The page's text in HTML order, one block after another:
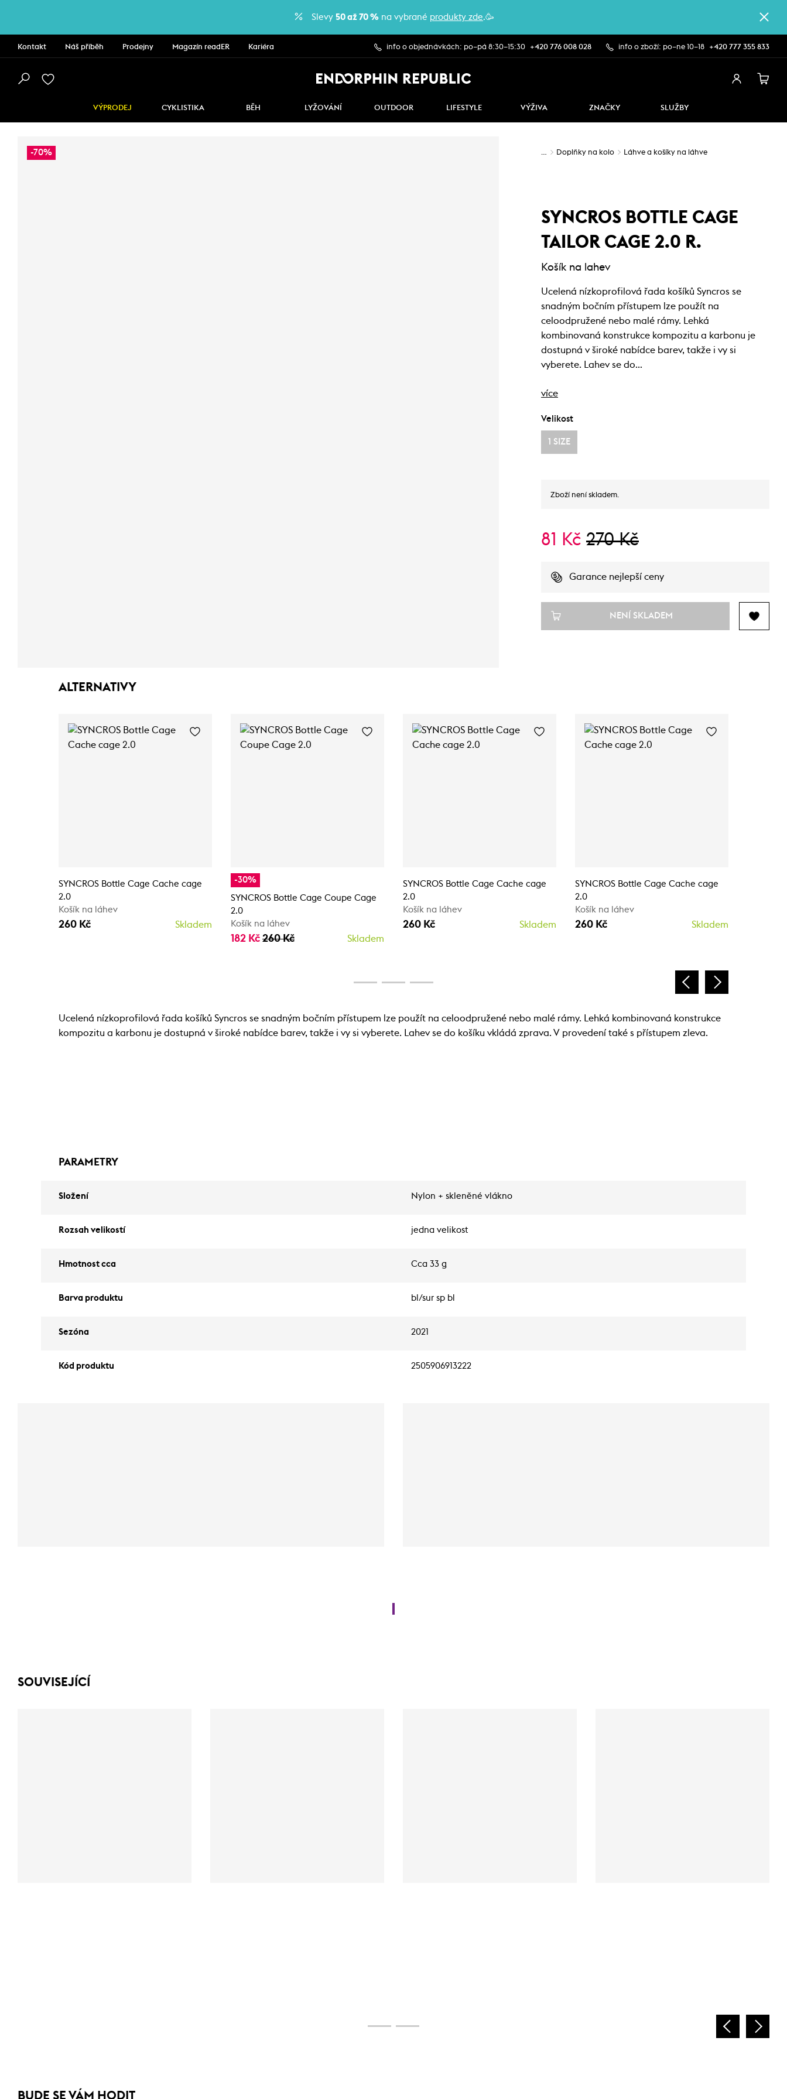
Slevy 50 až 70 % na vybrané produkty zde.🥳
Kontakt Náš příběh Prodejny Magazín readER Kariéra info o objednávkách: po–pá 8:30–15:30 +420 776 008 028 info o zboží: po–ne 10–18 +420 777 355 833
VÝPRODEJ CYKLISTIKA BĚH LYŽOVÁNÍ OUTDOOR LIFESTYLE VÝŽIVA ZNAČKY SLUŽBY
-70% … Doplňky na kolo Láhve a košíky na láhve
SYNCROS BOTTLE CAGE
TAILOR CAGE 2.0 R.
Košík na lahev
Ucelená nízkoprofilová řada košíků Syncros se
snadným bočním přístupem lze použít na
celoodpružené nebo malé rámy. Lehká
kombinovaná konstrukce kompozitu a karbonu je
dostupná v široké nabídce barev, takže i vy si
vyberete. Lahev se do…
více
Velikost
1 SIZE
Zboží není skladem.
81 Kč 270 Kč
Garance nejlepší ceny
NENÍ SKLADEM
ALTERNATIVY
SYNCROS Bottle Cage Cache cage
2.0
Košík na láhev
260 Kč Skladem
-30%
SYNCROS Bottle Cage Coupe Cage
2.0
Košík na láhev
182 Kč 260 Kč Skladem
SYNCROS Bottle Cage Cache cage
2.0
Košík na láhev
260 Kč Skladem
SYNCROS Bottle Cage Cache cage
2.0
Košík na láhev
260 Kč Skladem
Ucelená nízkoprofilová řada košíků Syncros se snadným bočním přístupem lze použít na celoodpružené nebo malé rámy. Lehká kombinovaná konstrukce
kompozitu a karbonu je dostupná v široké nabídce barev, takže i vy si vyberete. Lahev se do košíku vkládá zprava. V provedení také s přístupem zleva.
PARAMETRY
Složení Nylon + skleněné vlákno
Rozsah velikostí jedna velikost
Hmotnost cca Cca 33 g
Barva produktu bl/sur sp bl
Sezóna 2021
Kód produktu 2505906913222
SOUVISEJÍCÍ
BUDE SE VÁM HODIT